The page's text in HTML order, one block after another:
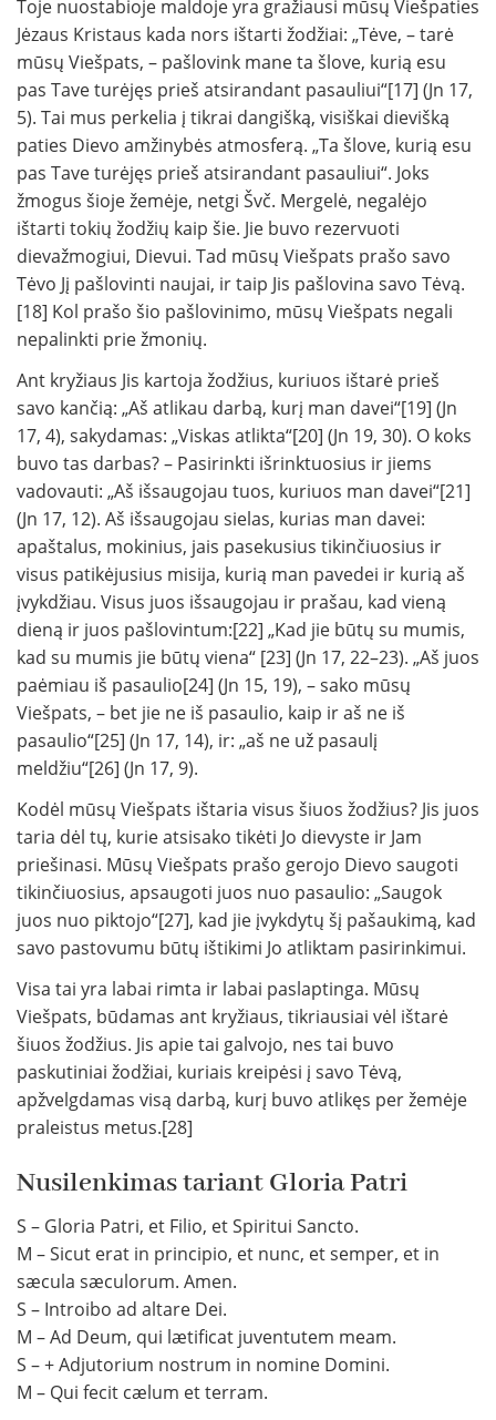
Toje nuostabioje maldoje yra gražiausi mūsų Viešpaties
Jėzaus Kristaus kada nors ištarti žodžiai: „Tėve, – tarė
mūsų Viešpats, – pašlovink mane ta šlove, kurią esu
pas Tave turėjęs prieš atsirandant pasauliui“[17] (Jn 17,
5). Tai mus perkelia į tikrai dangišką, visiškai dievišką
paties Dievo amžinybės atmosferą. „Ta šlove, kurią esu
pas Tave turėjęs prieš atsirandant pasauliui“. Joks
žmogus šioje žemėje, netgi Švč. Mergelė, negalėjo
ištarti tokių žodžių kaip šie. Jie buvo rezervuoti
dievažmogiui, Dievui. Tad mūsų Viešpats prašo savo
Tėvo Jį pašlovinti naujai, ir taip Jis pašlovina savo Tėvą.
[18] Kol prašo šio pašlovinimo, mūsų Viešpats negali
nepalinkti prie žmonių.
Ant kryžiaus Jis kartoja žodžius, kuriuos ištarė prieš
savo kančią: „Aš atlikau darbą, kurį man davei“[19] (Jn
17, 4), sakydamas: „Viskas atlikta“[20] (Jn 19, 30). O koks
buvo tas darbas? – Pasirinkti išrinktuosius ir jiems
vadovauti: „Aš išsaugojau tuos, kuriuos man davei“[21]
(Jn 17, 12). Aš išsaugojau sielas, kurias man davei:
apaštalus, mokinius, jais pasekusius tikinčiuosius ir
visus patikėjusius misija, kurią man pavedei ir kurią aš
įvykdžiau. Visus juos išsaugojau ir prašau, kad vieną
dieną ir juos pašlovintum:[22] „Kad jie būtų su mumis,
kad su mumis jie būtų viena“ [23] (Jn 17, 22–23). „Aš juos
paėmiau iš pasaulio[24] (Jn 15, 19), – sako mūsų
Viešpats, – bet jie ne iš pasaulio, kaip ir aš ne iš
pasaulio“[25] (Jn 17, 14), ir: „aš ne už pasaulį
meldžiu“[26] (Jn 17, 9).
Kodėl mūsų Viešpats ištaria visus šiuos žodžius? Jis juos
taria dėl tų, kurie atsisako tikėti Jo dievyste ir Jam
priešinasi. Mūsų Viešpats prašo gerojo Dievo saugoti
tikinčiuosius, apsaugoti juos nuo pasaulio: „Saugok
juos nuo piktojo“[27], kad jie įvykdytų šį pašaukimą, kad
savo pastovumu būtų ištikimi Jo atliktam pasirinkimui.
Visa tai yra labai rimta ir labai paslaptinga. Mūsų
Viešpats, būdamas ant kryžiaus, tikriausiai vėl ištarė
šiuos žodžius. Jis apie tai galvojo, nes tai buvo
paskutiniai žodžiai, kuriais kreipėsi į savo Tėvą,
apžvelgdamas visą darbą, kurį buvo atlikęs per žemėje
praleistus metus.[28]
Nusilenkimas tariant Gloria Patri
S – Gloria Patri, et Filio, et Spiritui Sancto.
M – Sicut erat in principio, et nunc, et semper, et in
sæcula sæculorum. Amen.
S – Introibo ad altare Dei.
M – Ad Deum, qui lætificat juventutem meam.
S – + Adjutorium nostrum in nomine Domini.
M – Qui fecit cælum et terram.